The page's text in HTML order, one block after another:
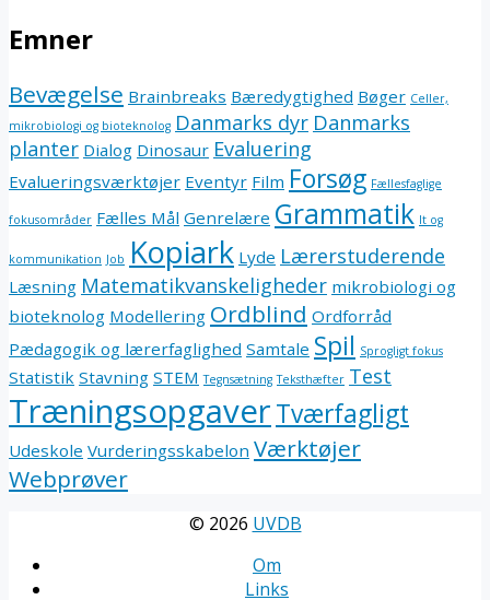
Emner
Bevægelse Brainbreaks Bæredygtighed Bøger Celler,
mikrobiologi og bioteknolog Danmarks dyr Danmarks
planter Dialog Dinosaur Evaluering
Evalueringsværktøjer Eventyr Film Forsøg Fællesfaglige
fokusområder Fælles Mål Genrelære Grammatik It og
kommunikation Job Kopiark Lyde Lærerstuderende
Læsning Matematikvanskeligheder mikrobiologi og
bioteknolog Modellering Ordblind Ordforråd
Pædagogik og lærerfaglighed Samtale Spil Sprogligt fokus
Statistik Stavning STEM Tegnsætning Teksthæfter Test
TræningsopgaverTværfagligt
Udeskole Vurderingsskabelon Værktøjer
Webprøver
© 2026 UVDB
Om
Links